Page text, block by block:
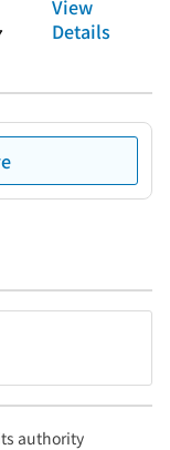
View
Details
authority